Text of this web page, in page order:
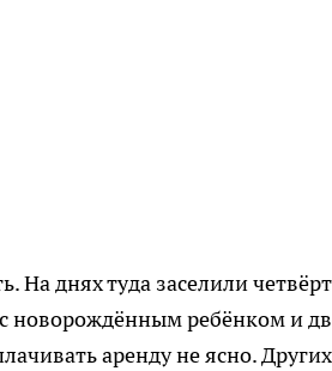
На днях туда заселили
новорождённым ребёнком и
аренду не ясно. Других